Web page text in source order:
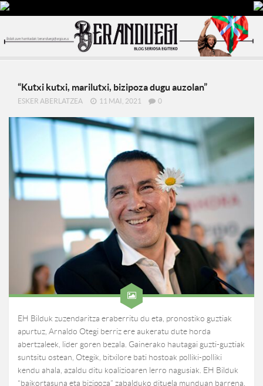
“Kutxi kutxi, marilutxi, bizipoza dugu auzolan”
ESKER ABERLATZEA 11 MAI, 2021 0
EH Bilduk zuzendaritza eraberritu du eta, pronostiko guztiak
apurtuz, Arnaldo Otegi berriz ere aukeratu dute horda
abertzaleek, lider goren bezala. Gainerako hautagai guzti-guztiak
suntsitu ostean, Otegik, bitxilore bati hostoak polliki-polliki
kendu ahala, azaldu ditu koalizioaren lerro nagusiak. EH Bilduk
“baikortasuna eta bizipoza” zabalduko dituela munduan barrena,